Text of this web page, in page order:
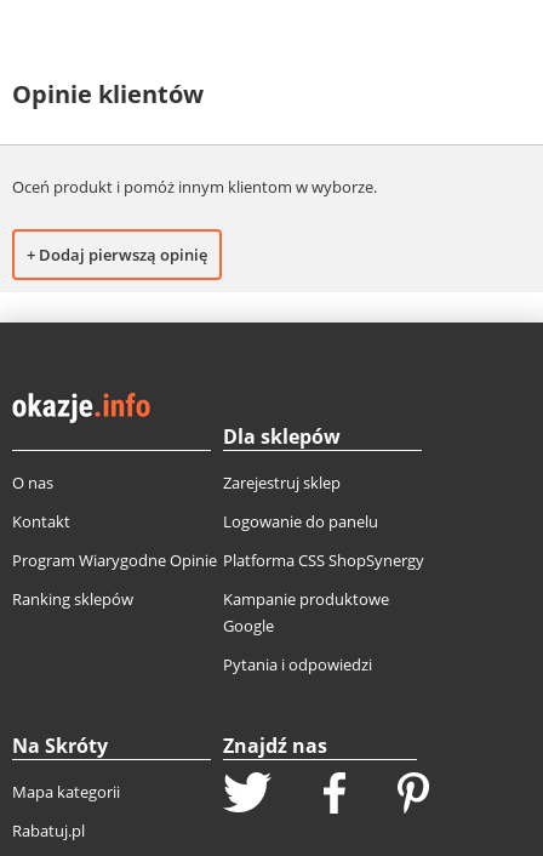
Opinie klientów
Oceń produkt i pomóż innym klientom w wyborze.
+ Dodaj pierwszą opinię
O nas
Kontakt
Program Wiarygodne Opinie
Ranking sklepów
Dla sklepów
Zarejestruj sklep
Logowanie do panelu
Platforma CSS ShopSynergy
Kampanie produktowe
Google
Pytania i odpowiedzi
Na Skróty
Mapa kategorii
Rabatuj.pl
Znajdź nas